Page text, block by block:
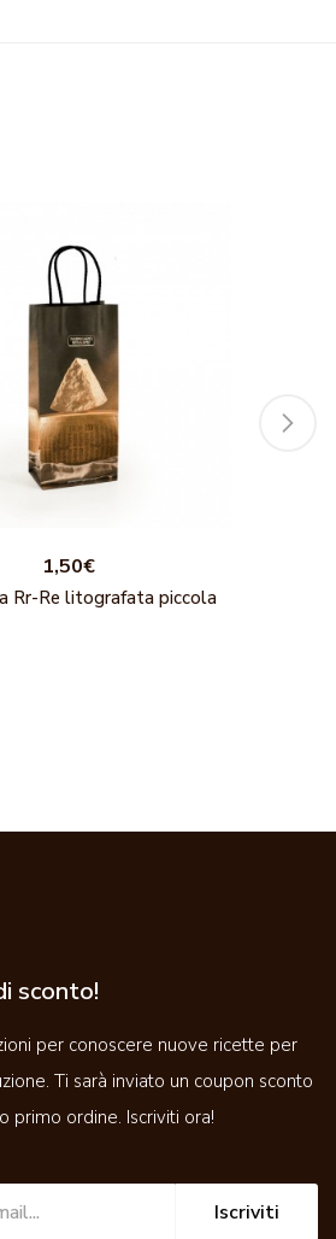
1,50€
Rr-Re litografata piccola
sconto!
per conoscere nuove ricette per
Ti sarà inviato un coupon sconto
primo ordine. Iscriviti ora!
Iscriviti